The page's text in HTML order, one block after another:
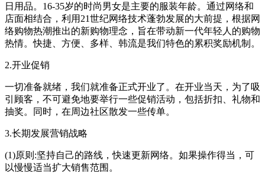
日用品。16-35岁的时尚男女是主要的服装年龄。通过网络和
店面相结合，利用21世纪网络技术蓬勃发展的大前提，根据网
络购物热潮推出的新购物理念，旨在带动新一代年轻人的购物
热情。快捷、方便、多样、韩流是我们特色的累积奖励机制。
2.开业促销
一切准备就绪，我们就准备正式开业了。在开业当天，为了吸
引顾客，不可避免地要举行一些促销活动，包括折扣、礼物和
抽奖。同时，在周边社区散发一些传单。
3.长期发展营销战略
(1)原则:坚持自己的路线，快速更新网络。如果操作得当，可
以慢慢适当扩大销售范围。